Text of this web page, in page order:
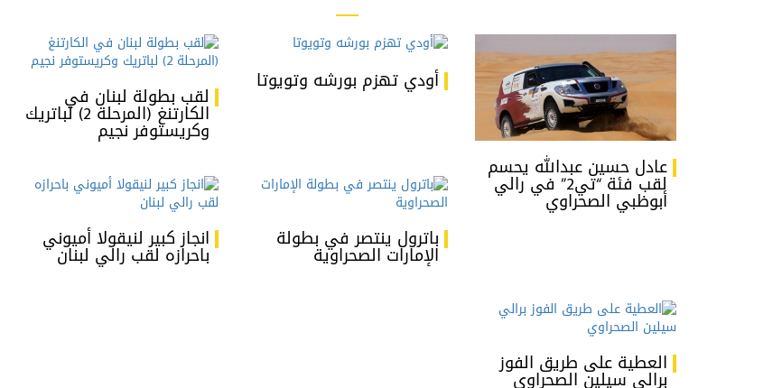
عادل حسين عبدالله يحسم
لقب فئة “تي2” في رالي
أبوظبي الصحراوي
أودي تهزم بورشه وتويوتا
لقب بطولة لبنان في
الكارتنغ (المرحلة 2) لباتريك
وكريستوفر نجيم
باترول ينتصر في بطولة
الإمارات الصحراوية
انجاز كبير لنيقولا أميوني
باحرازه لقب رالي لبنان
العطية على طريق الفوز
برالي سيلين الصحراوي